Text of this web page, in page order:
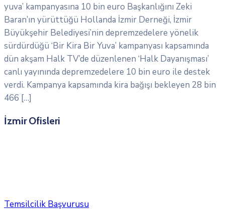
yuva’ kampanyasına 10 bin euro Başkanlığını Zeki
Baran’ın yürüttüğü Hollanda İzmir Derneği, İzmir
Büyükşehir Belediyesi’nin depremzedelere yönelik
sürdürdüğü ‘Bir Kira Bir Yuva’ kampanyası kapsamında
dün akşam Halk TV’de düzenlenen ‘Halk Dayanışması’
canlı yayınında depremzedelere 10 bin euro ile destek
verdi. Kampanya kapsamında kira bağışı bekleyen 28 bin
466 […]
İzmir Ofisleri
Temsilcilik Başvurusu